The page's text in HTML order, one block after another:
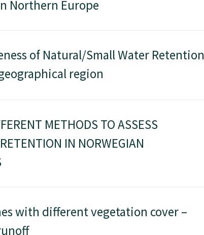
Northern Europe
of Natural/Small Water Retention
region
METHODS TO ASSESS
IN NORWEGIAN
with different vegetation cover​ –